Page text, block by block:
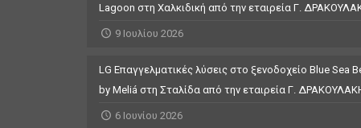
Lagoon στη Χαλκιδική από την εταιρεία Γ.
9 Ιουλίου 2026
LG Επαγγελματικές λύσεις στο ξενοδοχείο Blue Sea
by Meliá στη Σταλίδα από την εταιρεία Γ.
6 Ιουνίου 2026